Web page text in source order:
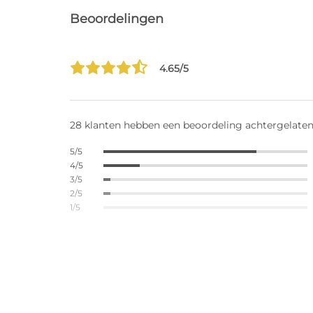
Beoordelingen
4.65/5
28 klanten hebben een beoordeling achtergelaten
5/5
4/5
3/5
2/5
1/5